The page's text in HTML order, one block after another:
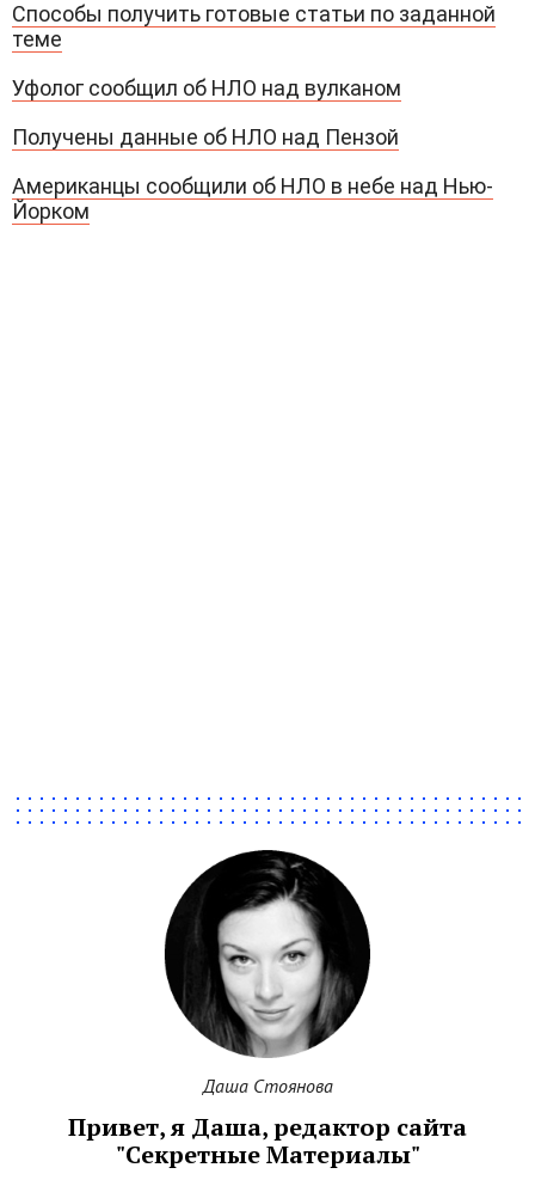
Способы получить готовые статьи по заданной
теме
Уфолог сообщил об НЛО над вулканом
Получены данные об НЛО над Пензой
Американцы сообщили об НЛО в небе над Нью-
Йорком
Даша Стоянова
Привет, я Даша, редактор сайта
"Секретные Материалы"